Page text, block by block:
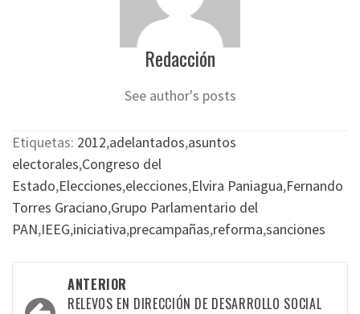
Redacción
See author's posts
Etiquetas: 2012,adelantados,asuntos
electorales,Congreso del
Estado,Elecciones,elecciones,Elvira Paniagua,Fernando
Torres Graciano,Grupo Parlamentario del
PAN,IEEG,iniciativa,precampañas,reforma,sanciones
Navegación
ANTERIOR
RELEVOS EN DIRECCIÓN DE DESARROLLO SOCIAL